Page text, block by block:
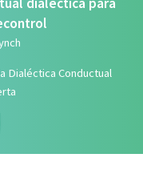
Dialéctica Conductual